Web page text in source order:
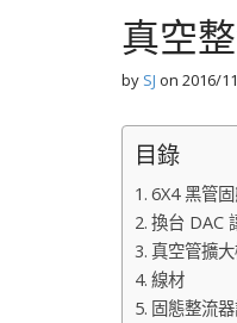
真空
by SJ on 2016/
目錄
6X4 黑管
換台 DAC
真空管擴
線材
固態整流